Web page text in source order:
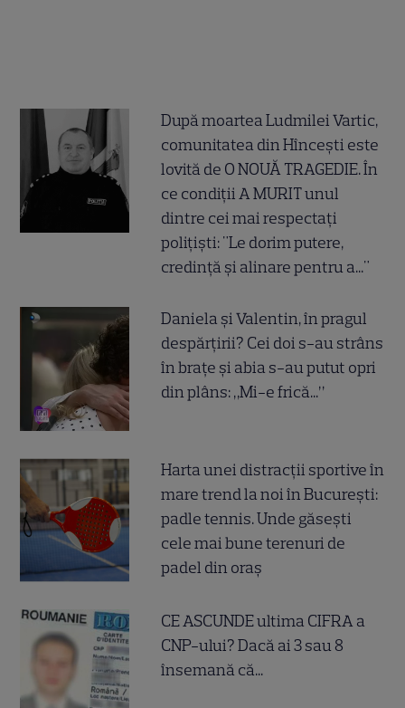
După moartea Ludmilei Vartic,
comunitatea din Hîncești este
lovită de O NOUĂ TRAGEDIE. În
ce condiții A MURIT unul
dintre cei mai respectați
polițiști: "Le dorim putere,
credință și alinare pentru a..."
Daniela și Valentin, în pragul
despărțirii? Cei doi s-au strâns
în brațe și abia s-au putut opri
din plâns: „Mi-e frică...”
Harta unei distracții sportive în
mare trend la noi în București:
padle tennis. Unde găsești
cele mai bune terenuri de
padel din oraș
CE ASCUNDE ultima CIFRA a
CNP-ului? Dacă ai 3 sau 8
însemană că...